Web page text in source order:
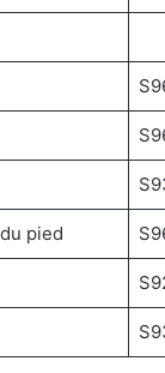
pied